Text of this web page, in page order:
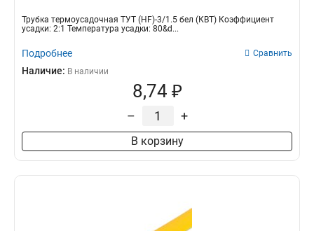
Трубка термоусадочная ТУТ (HF)-3/1.5 бел (КВТ) Коэффициент
усадки: 2:1 Температура усадки: 80&d...
Подробнее Сравнить
Наличие: В наличии
8,74 ₽
– +
В корзину